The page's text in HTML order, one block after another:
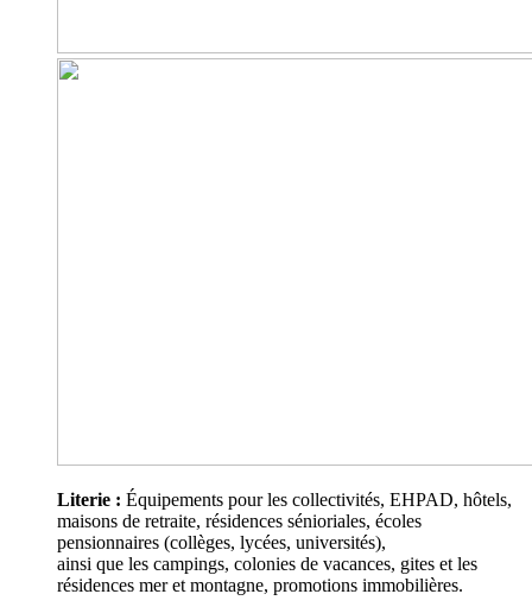
Literie : Équipements pour les collectivités, EHPAD, hôtels,
maisons de retraite, résidences sénioriales, écoles
pensionnaires (collèges, lycées, universités),
ainsi que les campings, colonies de vacances, gites et les
résidences mer et montagne, promotions immobilières.